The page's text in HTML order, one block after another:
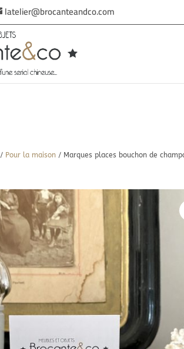
latelier@brocanteandco.com
/ Pour la maison / Marques places bouchon de